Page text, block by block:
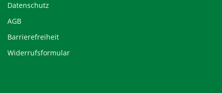
Datenschutz
AGB
Barrierefreiheit
Widerrufsformular